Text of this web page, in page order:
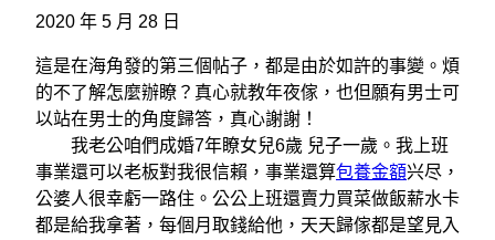
2020 年 5 月 28 日
這是在海角發的第三個帖子，都是由於如許的事變。煩
的不了解怎麼辦瞭？真心就教年夜傢，也但願有男士可
以站在男士的角度歸答，真心謝謝！
我老公咱們成婚7年瞭女兒6歲 兒子一歲。我上班
事業還可以老板對我很信賴，事業還算包養金額兴尽，
公婆人很幸虧一路住。公公上班還賣力買菜做飯薪水卡
都是給我拿著，每個月取錢給他，天天歸傢都是望見入